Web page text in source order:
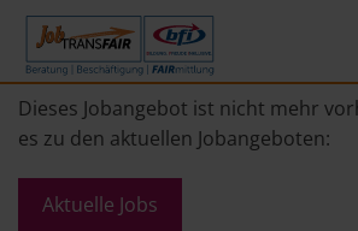
Dieses Jobangebot ist nicht mehr
es zu den aktuellen Jobangeboten:
Aktuelle Jobs
Mein Weg zum Job
ÜBER UNS
Interner Bereich